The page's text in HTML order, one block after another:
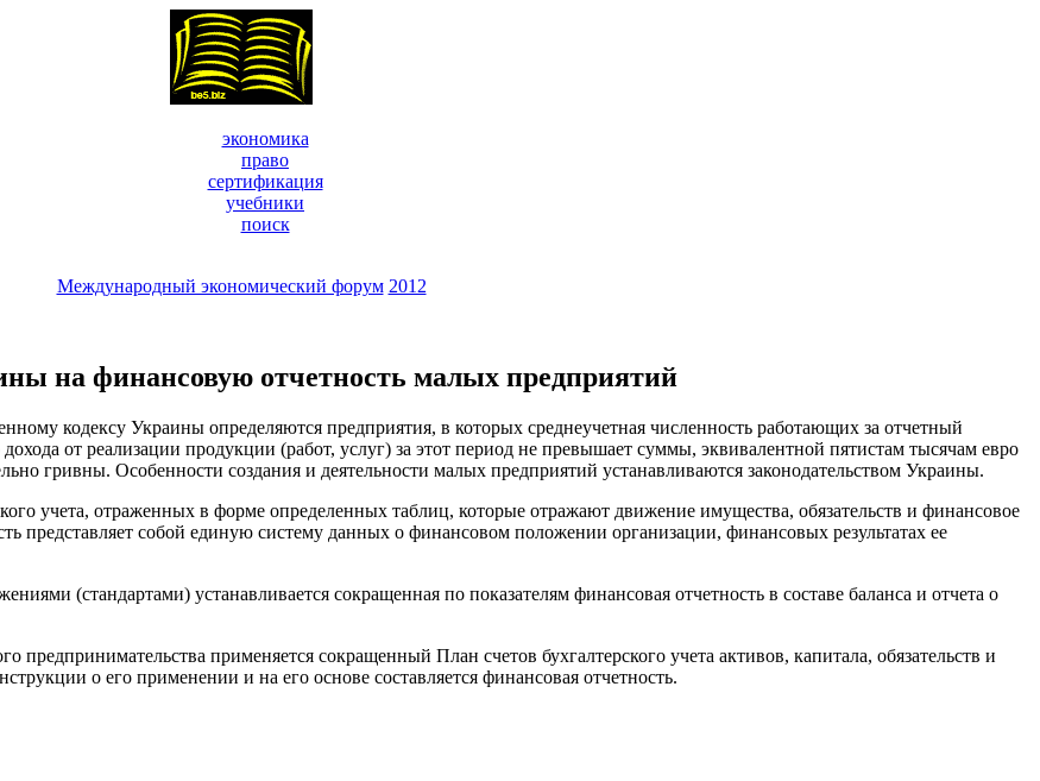
экономика
право
сертификация
учебники
поиск
Международный экономический форум 2012
на финансовую отчетность малых предприятий
кодексу Украины определяются предприятия, в которых среднеучетная численность работающих за отчетный
от реализации продукции (работ, услуг) за этот период не превышает суммы, эквивалентной пятистам тысячам евро
гривны. Особенности создания и деятельности малых предприятий устанавливаются законодательством Украины.
учета, отраженных в форме определенных таблиц, которые отражают движение имущества, обязательств и финансовое
представляет собой единую систему данных о финансовом положении организации, финансовых результатах ее
(стандартами) устанавливается сокращенная по показателям финансовая отчетность в составе баланса и отчета о
предпринимательства применяется сокращенный План счетов бухгалтерского учета активов, капитала, обязательств и
о его применении и на его основе составляется финансовая отчетность.